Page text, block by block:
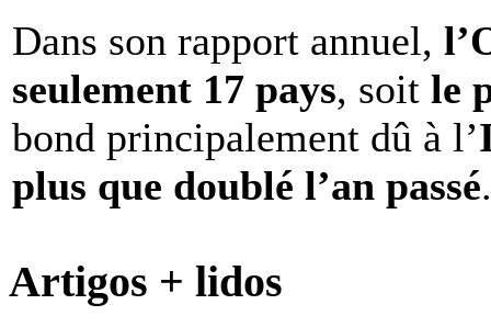
Dans son rapport annuel,
seulement 17 pays, soit le
bond principalement dû à l’
plus que doublé l’an passé.
Artigos + lidos